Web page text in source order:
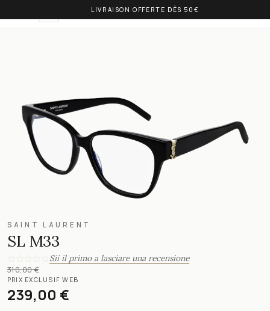
LIVRAISON OFFERTE DÈS 50€
OLIVIA BALM
SAINT LAURENT
SL M33
Sii il primo a lasciare una recensione
310,00 €
PRIX EXCLUSIF WEB
239,00 €